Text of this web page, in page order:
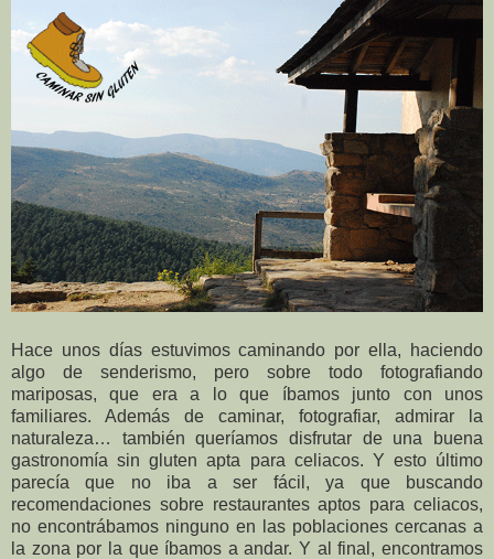
Hace unos días estuvimos caminando por ella, haciendo
algo de senderismo, pero sobre todo fotografiando
mariposas, que era a lo que íbamos junto con unos
familiares. Además de caminar, fotografiar, admirar la
naturaleza… también queríamos disfrutar de una buena
gastronomía sin gluten apta para celiacos. Y esto último
parecía que no iba a ser fácil, ya que buscando
recomendaciones sobre restaurantes aptos para celiacos,
no encontrábamos ninguno en las poblaciones cercanas a
la zona por la que íbamos a andar. Y al final, encontramos